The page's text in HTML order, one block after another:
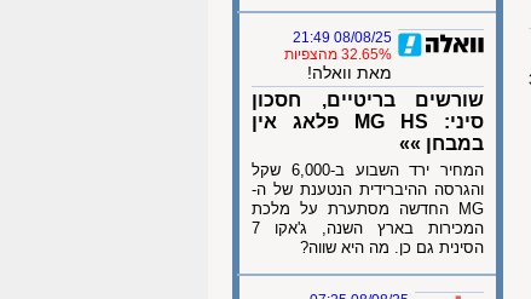
08/08/25 21:49
32.65% מהצפיות
מאת וואלה!
שורשים בריטיים, חסכון
סיני: MG HS פלאג אין
במבחן »»
המחיר ירד השבוע ב-6,000 שקל
והגרסה ההיברידית הנטענת של ה-
MG החדשה מסתערת על מלכת
המכירות בארץ השנה, ג'אקו 7
הסינית גם כן. מה היא שווה?